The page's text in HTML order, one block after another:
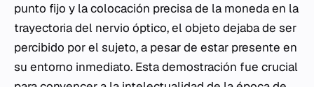
punto fijo y la colocación precisa de la moneda en la
trayectoria del nervio óptico, el objeto dejaba de ser
percibido por el sujeto, a pesar de estar presente en
su entorno inmediato. Esta demostración fue crucial